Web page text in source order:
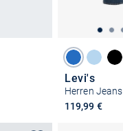
Levi's
Herren Jeans
119,99 €